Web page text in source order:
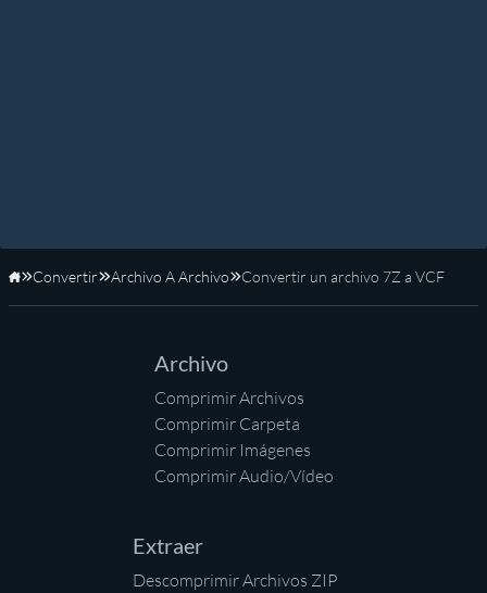
Inicio
Convertir Archivo A Archivo Convertir un archivo 7Z a VCF
Archivo
Comprimir Archivos
Comprimir Carpeta
Comprimir Imágenes
Comprimir Audio/Vídeo
Extraer
Descomprimir Archivos ZIP